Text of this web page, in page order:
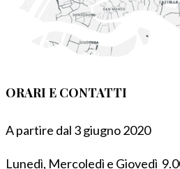
ORARI E CONTATTI
A partire dal 3 giugno 2020
Lunedì, Mercoledì e Giovedì